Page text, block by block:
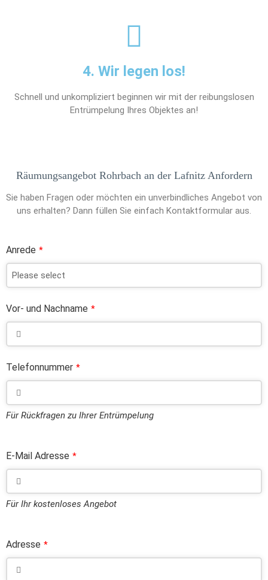
4. Wir legen los!
Schnell und unkompliziert beginnen wir mit der reibungslosen
Entrümpelung Ihres Objektes an!
Räumungsangebot Rohrbach an der Lafnitz Anfordern
Sie haben Fragen oder möchten ein unverbindliches Angebot von
uns erhalten? Dann füllen Sie einfach Kontaktformular aus.
Anrede *
Vor- und Nachname *
Telefonnummer *
Für Rückfragen zu Ihrer Entrümpelung
E-Mail Adresse *
Für Ihr kostenloses Angebot
Adresse *